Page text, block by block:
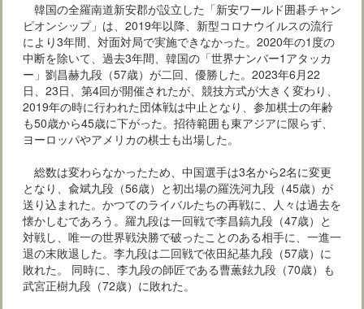
韓国の全羅南道新安郡が設立した「新安ワールド囲碁チャン
ピオンシップ」は、2019年以降、新型コロナウイルスの流行
により3年間、対面対局で実施できなかった。2020年の1度の
中断を除いて、過去3年間、韓国の「世界ナンバー1アタッカ
ー」劉昌赫九段（57歳）が二回、優勝した。2023年6月22
日、23日、第4回が開催されたが、競技方式が大きく変わり、
2019年の時に行われた団体戦は中止となり、参加棋士の年齢
も50歳から45歳に下がった。招待範囲も東アジアに限らず、
ヨーロッパやアメリカの棋士も出場した。
総数は変わらなかったため、中国選手は3名から2名に変更
となり、兪斌九段（56歳）と初出場の羅洗河九段（45歳）が
送り込まれた。かつてのライバルたちの再戦に、人々は過去を
懐かしむであろう。羅九段は一回戦で李昌鎬九段（47歳）と
対戦し、唯一の世界戦決勝で破ったことのある相手に、一進一
退の末敗退した。李九段は二回戦で依田紀基九段（57歳）に
敗れた。 同時に、李九段の師匠である曹薫鉉九段（70歳）も
武宮正樹九段（72歳）に敗れた。